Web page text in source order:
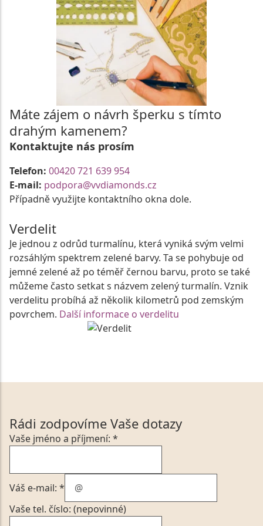
Máte zájem o návrh šperku s tímto
drahým kamenem?
Kontaktujte nás prosím
Telefon: 00420 721 639 954
E-mail: podpora@vvdiamonds.cz
Případně využijte kontaktního okna dole.
Verdelit
Je jednou z odrůd turmalínu, která vyniká svým velmi
rozsáhlým spektrem zelené barvy. Ta se pohybuje od
jemné zelené až po téměř černou barvu, proto se také
můžeme často setkat s názvem zelený turmalín. Vznik
verdelitu probíhá až několik kilometrů pod zemským
povrchem. Další informace o verdelitu
Rádi zodpovíme Vaše dotazy
Vaše jméno a příjmení: *
Váš e-mail: *
Vaše tel. číslo: (nepovinné)